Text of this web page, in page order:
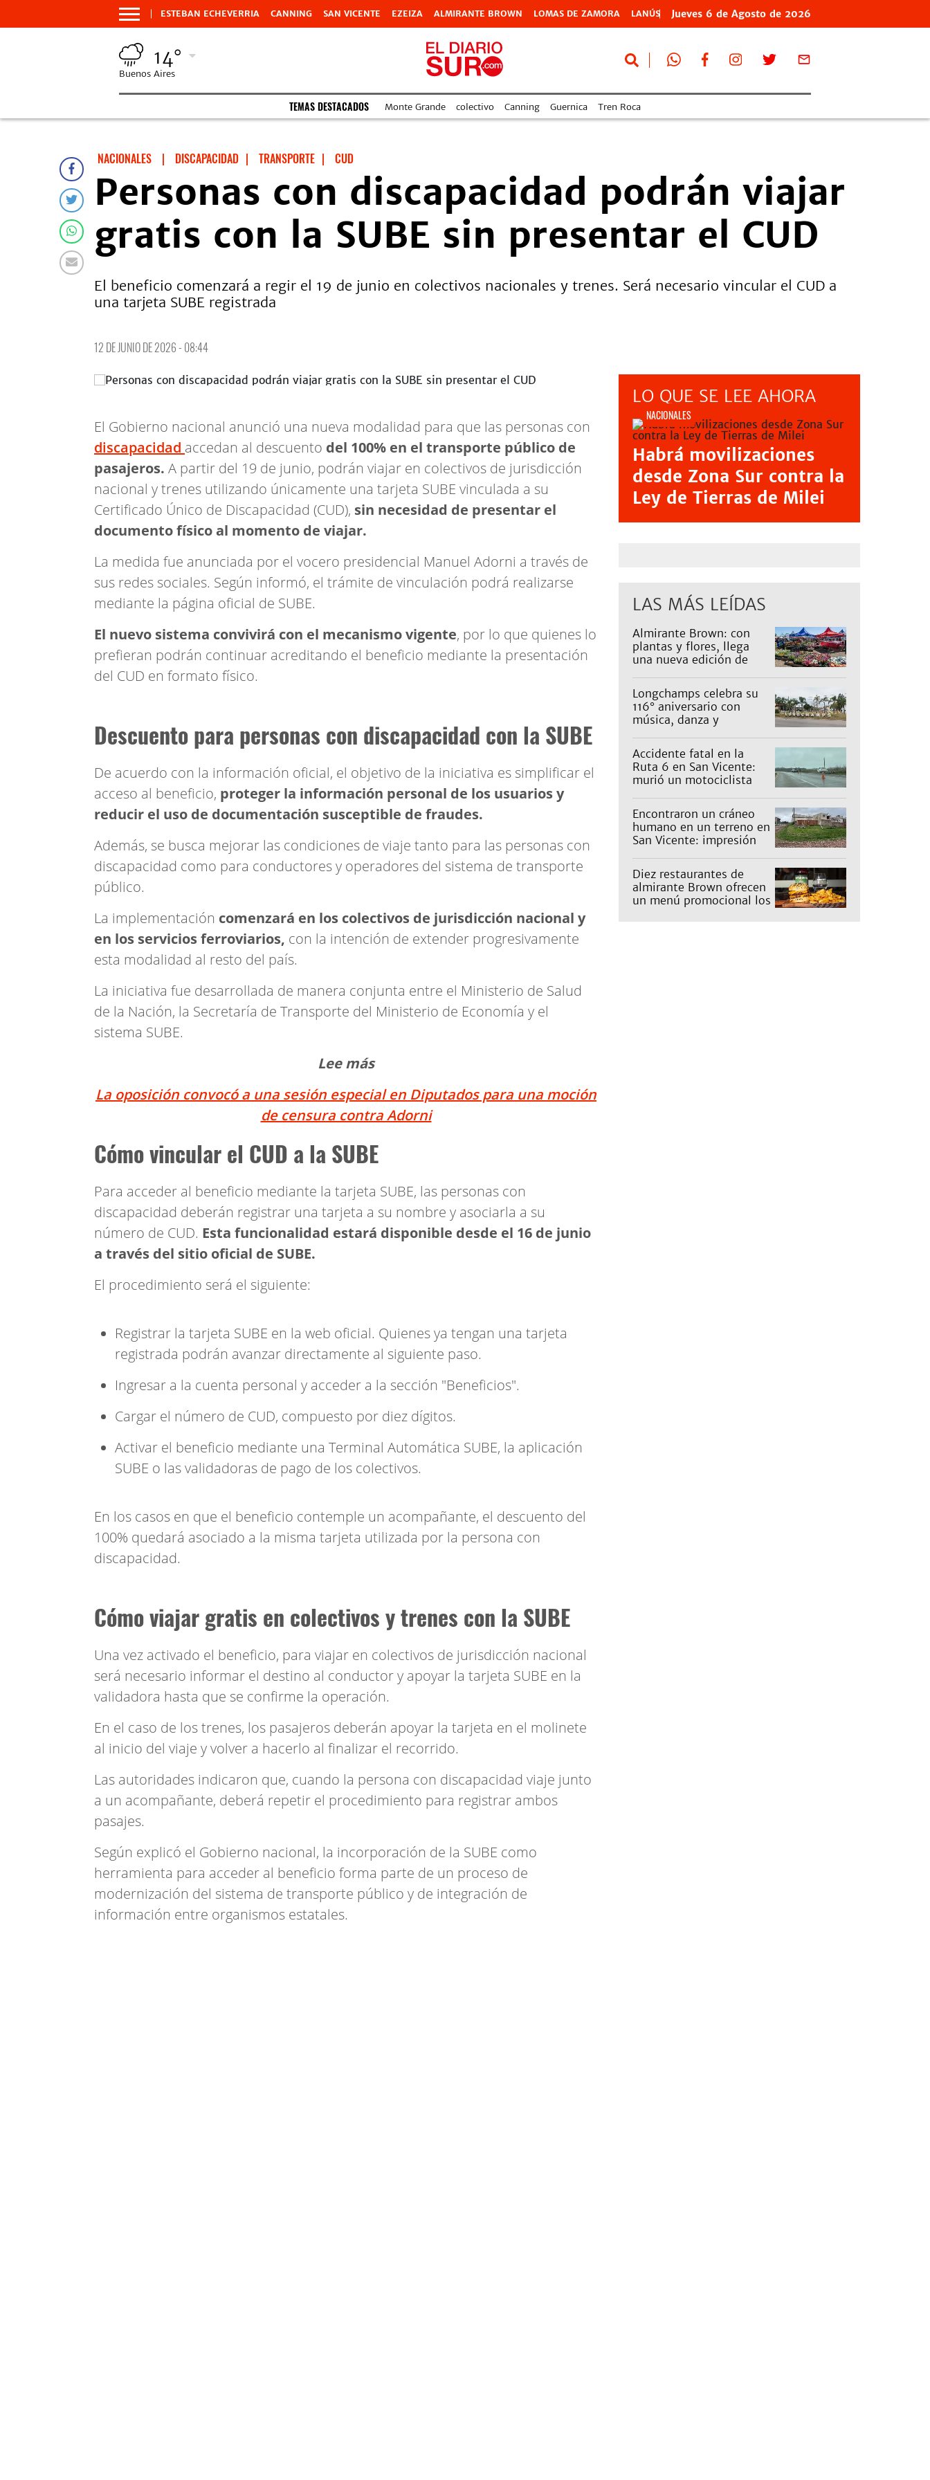
ESTEBAN ECHEVERRIA CANNING SAN VICENTE EZEIZA ALMIRANTE BROWN LOMAS DE ZAMORA LANÚS Jueves 6 de Agosto de 2026
14°
Buenos Aires
TEMAS DESTACADOS Monte Grande colectivo Canning Guernica Tren Roca
NACIONALES | DISCAPACIDAD | TRANSPORTE | CUD
Personas con discapacidad podrán viajar
gratis con la SUBE sin presentar el CUD
El beneficio comenzará a regir el 19 de junio en colectivos nacionales y trenes. Será necesario vincular el CUD a
una tarjeta SUBE registrada
12 DE JUNIO DE 2026 - 08:44
El Gobierno nacional anunció una nueva modalidad para que las personas con
discapacidad accedan al descuento del 100% en el transporte público de
pasajeros. A partir del 19 de junio, podrán viajar en colectivos de jurisdicción
nacional y trenes utilizando únicamente una tarjeta SUBE vinculada a su
Certificado Único de Discapacidad (CUD), sin necesidad de presentar el
documento físico al momento de viajar.
La medida fue anunciada por el vocero presidencial Manuel Adorni a través de
sus redes sociales. Según informó, el trámite de vinculación podrá realizarse
mediante la página oficial de SUBE.
El nuevo sistema convivirá con el mecanismo vigente, por lo que quienes lo
prefieran podrán continuar acreditando el beneficio mediante la presentación
del CUD en formato físico.
Descuento para personas con discapacidad con la SUBE
De acuerdo con la información oficial, el objetivo de la iniciativa es simplificar el
acceso al beneficio, proteger la información personal de los usuarios y
reducir el uso de documentación susceptible de fraudes.
Además, se busca mejorar las condiciones de viaje tanto para las personas con
discapacidad como para conductores y operadores del sistema de transporte
público.
La implementación comenzará en los colectivos de jurisdicción nacional y
en los servicios ferroviarios, con la intención de extender progresivamente
esta modalidad al resto del país.
La iniciativa fue desarrollada de manera conjunta entre el Ministerio de Salud
de la Nación, la Secretaría de Transporte del Ministerio de Economía y el
sistema SUBE.
Lee más
La oposición convocó a una sesión especial en Diputados para una moción
de censura contra Adorni
Cómo vincular el CUD a la SUBE
Para acceder al beneficio mediante la tarjeta SUBE, las personas con
discapacidad deberán registrar una tarjeta a su nombre y asociarla a su
número de CUD. Esta funcionalidad estará disponible desde el 16 de junio
a través del sitio oficial de SUBE.
El procedimiento será el siguiente:
Registrar la tarjeta SUBE en la web oficial. Quienes ya tengan una tarjeta
registrada podrán avanzar directamente al siguiente paso.
Ingresar a la cuenta personal y acceder a la sección "Beneficios".
Cargar el número de CUD, compuesto por diez dígitos.
Activar el beneficio mediante una Terminal Automática SUBE, la aplicación
SUBE o las validadoras de pago de los colectivos.
En los casos en que el beneficio contemple un acompañante, el descuento del
100% quedará asociado a la misma tarjeta utilizada por la persona con
discapacidad.
Cómo viajar gratis en colectivos y trenes con la SUBE
Una vez activado el beneficio, para viajar en colectivos de jurisdicción nacional
será necesario informar el destino al conductor y apoyar la tarjeta SUBE en la
validadora hasta que se confirme la operación.
En el caso de los trenes, los pasajeros deberán apoyar la tarjeta en el molinete
al inicio del viaje y volver a hacerlo al finalizar el recorrido.
Las autoridades indicaron que, cuando la persona con discapacidad viaje junto
a un acompañante, deberá repetir el procedimiento para registrar ambos
pasajes.
Según explicó el Gobierno nacional, la incorporación de la SUBE como
herramienta para acceder al beneficio forma parte de un proceso de
modernización del sistema de transporte público y de integración de
información entre organismos estatales.
LO QUE SE LEE AHORA
NACIONALES
Habrá movilizaciones
desde Zona Sur contra la
Ley de Tierras de Milei
LAS MÁS LEÍDAS
Almirante Brown: con
plantas y flores, llega
una nueva edición de
Longchamps celebra su
116° aniversario con
música, danza y
familia
Accidente fatal en la
Ruta 6 en San Vicente:
murió un motociclista
Encontraron un cráneo
humano en un terreno en
San Vicente: impresión
Diez restaurantes de
almirante Brown ofrecen
un menú promocional los